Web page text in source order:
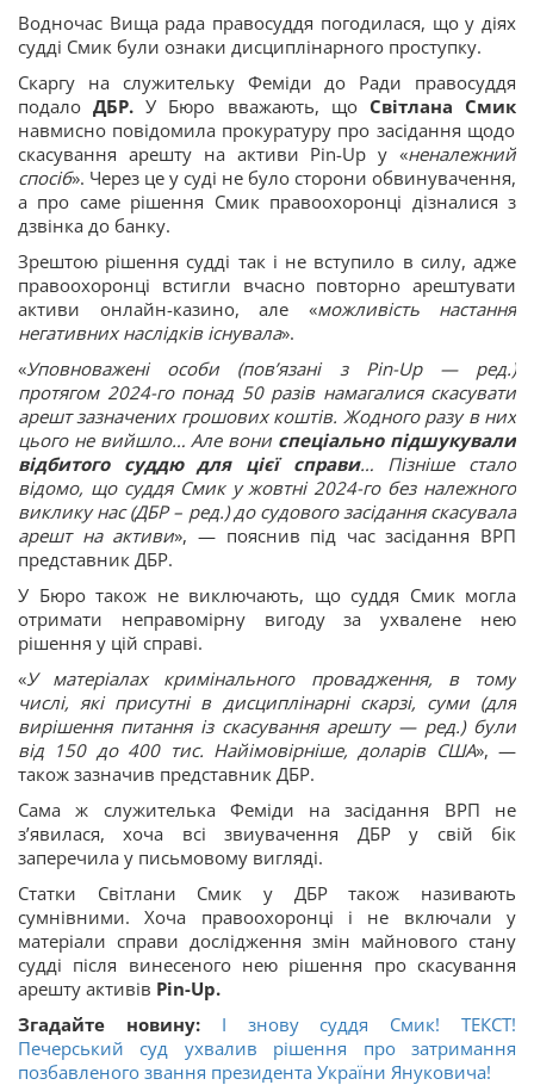
Водночас Вища рада правосуддя погодилася, що у діях
судді Смик були ознаки дисциплінарного проступку.
Скаргу на служительку Феміди до Ради правосуддя
подалоДБР. У Бюро вважають, що Світлана Смик
навмисно повідомила прокуратуру про засідання щодо
скасування арешту на активи Pin-Up у «неналежний
спосіб». Через це у суді не було сторони обвинувачення,
а про саме рішення Смик правоохоронці дізналися з
дзвінка до банку.
Зрештою рішення судді так і не вступило в силу, адже
правоохоронці встигли вчасно повторно арештувати
активи онлайн-казино, але «можливість настання
негативних наслідків існувала».
«Уповноважені особи (повʼязані з Pin-Up — ред.)
протягом 2024-го понад 50 разів намагалися скасувати
арешт зазначених грошових коштів. Жодного разу в них
цього не вийшло… Але вони спеціально підшукували
відбитого суддю для цієї справи… Пізніше стало
відомо, що суддя Смик у жовтні 2024-го без належного
виклику нас (ДБР – ред.) до судового засідання скасувала
арешт на активи», — пояснив під час засідання ВРП
представник ДБР.
У Бюро також не виключають, що суддя Смик могла
отримати неправомірну вигоду за ухвалене нею
рішення у цій справі.
«У матеріалах кримінального провадження, в тому
числі, які присутні в дисциплінарні скарзі, суми (для
вирішення питання із скасування арешту — ред.) були
від 150 до 400 тис. Найімовірніше, доларів США», —
також зазначив представник ДБР.
Сама ж служителька Феміди на засідання ВРП не
зʼявилася, хоча всі звиувачення ДБР у свій бік
заперечила у письмовому вигляді.
Статки Світлани Смик у ДБР також називають
сумнівними. Хоча правоохоронці і не включали у
матеріали справи дослідження змін майнового стану
судді після винесеного нею рішення про скасування
арешту активів Pin-Up.
Згадайте новину: І знову суддя Смик! ТЕКСТ!
Печерський суд ухвалив рішення про затримання
позбавленого звання президента України Януковича!